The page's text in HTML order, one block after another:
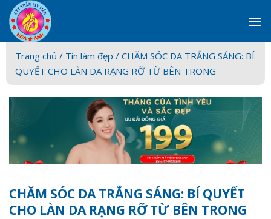
Skip
to
content
Trang chủ / Tin làm đẹp / CHĂM SÓC DA TRẮNG SÁNG: BÍ
QUYẾT CHO LÀN DA RẠNG RỠ TỪ BÊN TRONG
CHĂM SÓC DA TRẮNG SÁNG: BÍ QUYẾT
CHO LÀN DA RẠNG RỠ TỪ BÊN TRONG